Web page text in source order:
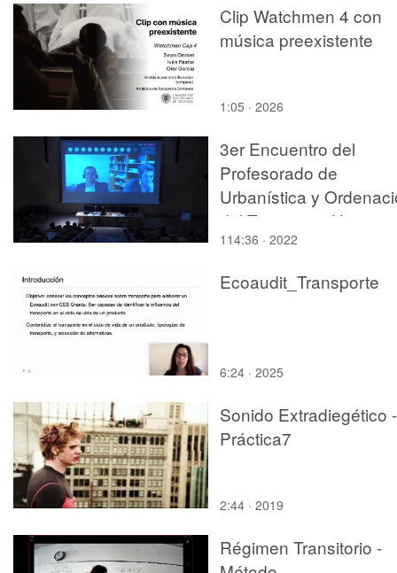
Clip Watchmen 4 con
música preexistente
1:05 · 2026
3er Encuentro del
Profesorado de
Urbanística y
del Territorio .¿Hacia
modelo organizativo
urbanística y
114:36 · 2022
Ecoaudit_Transporte
6:24 · 2025
Sonido Extradiegético -
Práctica7
2:44 · 2019
Régimen Transitorio -